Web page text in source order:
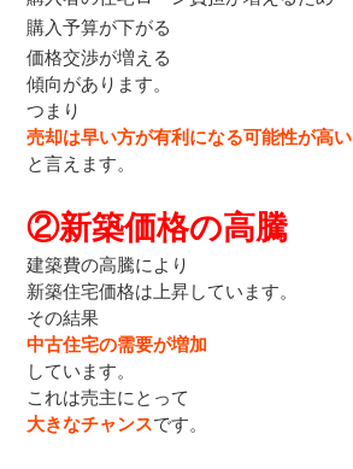
購入予算が下がる
価格交渉が増える
傾向があります。
つまり
売却は早い方が有利になる可能性が高い
と言えます。
②新築価格の高騰
建築費の高騰により
新築住宅価格は上昇しています。
その結果
中古住宅の需要が増加
しています。
これは売主にとって
大きなチャンスです。